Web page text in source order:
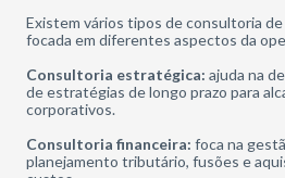
Existem vários tipos de consultoria de
focada em diferentes aspectos da
Consultoria estratégica: ajuda na
de estratégias de longo prazo para
corporativos.
Consultoria financeira: foca na
planejamento tributário, fusões e